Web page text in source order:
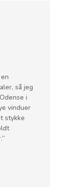
så jeg
i
vinduer
stykke